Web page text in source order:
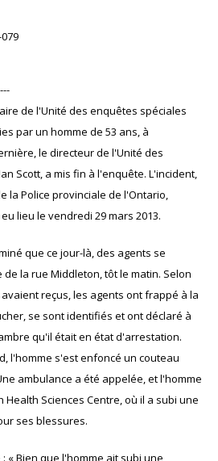
de l'Unité des enquêtes spéciales
par un homme de 53 ans, à
le directeur de l'Unité des
Scott, a mis fin à l'enquête. L'incident,
la Police provinciale de l'Ontario,
lieu le vendredi 29 mars 2013.
que ce jour-là, des agents se
la rue Middleton, tôt le matin. Selon
reçus, les agents ont frappé à la
se sont identifiés et ont déclaré à
qu'il était en état d'arrestation.
l'homme s'est enfoncé un couteau
ambulance a été appelée, et l'homme
Sciences Centre, où il a subi une
ses blessures.
« Bien que l'homme ait subi une